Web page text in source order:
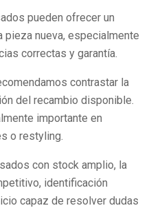
pueden ofrecer un
pieza nueva, especialmente
correctas y garantía.
contrastar la
del recambio disponible.
importante en
o restyling.
con stock amplio, la
identificación
capaz de resolver dudas